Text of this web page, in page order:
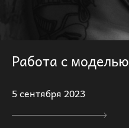
Работа с моделью
5 сентября 2023